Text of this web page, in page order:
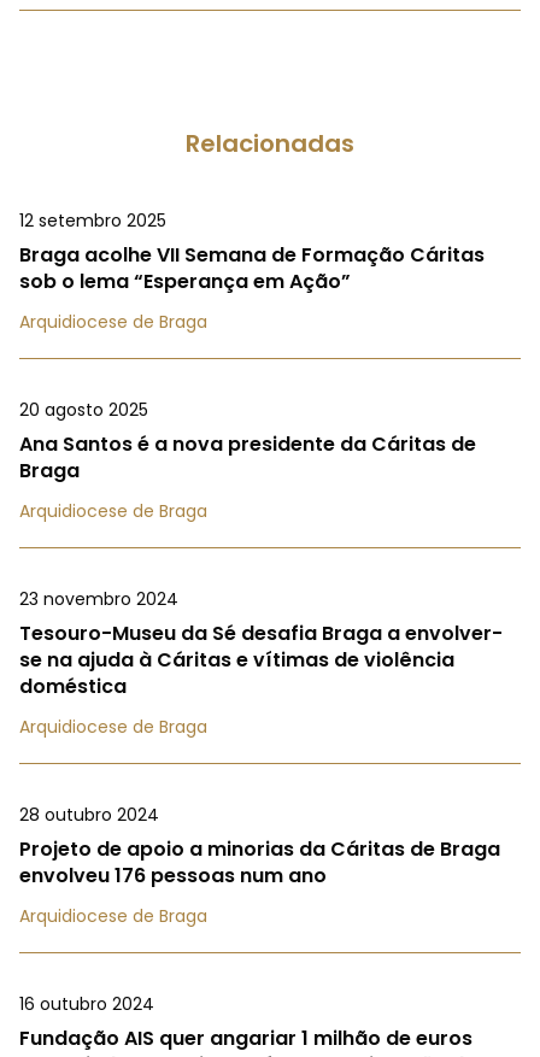
Relacionadas
12 setembro 2025
Braga acolhe VII Semana de Formação Cáritas
sob o lema “Esperança em Ação”
Arquidiocese de Braga
20 agosto 2025
Ana Santos é a nova presidente da Cáritas de
Braga
Arquidiocese de Braga
23 novembro 2024
Tesouro-Museu da Sé desafia Braga a envolver-
se na ajuda à Cáritas e vítimas de violência
doméstica
Arquidiocese de Braga
28 outubro 2024
Projeto de apoio a minorias da Cáritas de Braga
envolveu 176 pessoas num ano
Arquidiocese de Braga
16 outubro 2024
Fundação AIS quer angariar 1 milhão de euros